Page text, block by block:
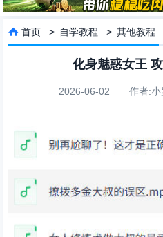
 首页 > 自学教程 >其他教程
化身魅惑女王
2026-06-02 作者: